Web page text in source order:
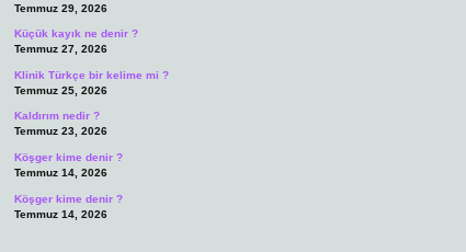
Temmuz 29, 2026
Küçük kayık ne denir ?
Temmuz 27, 2026
Klinik Türkçe bir kelime mi ?
Temmuz 25, 2026
Kaldırım nedir ?
Temmuz 23, 2026
Köşger kime denir ?
Temmuz 14, 2026
Köşger kime denir ?
Temmuz 14, 2026